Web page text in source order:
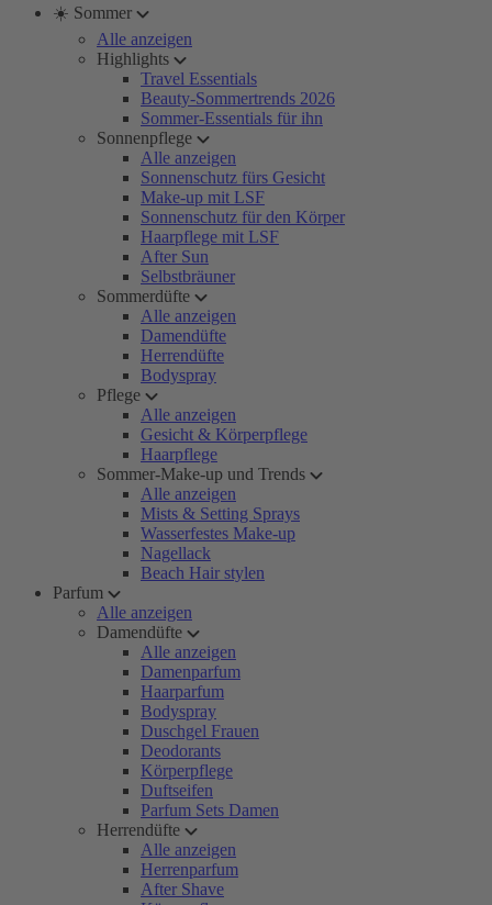
☀️ Sommer
Alle anzeigen
Highlights
Travel Essentials
Beauty-Sommertrends 2026
Sommer-Essentials für ihn
Sonnenpflege
Alle anzeigen
Sonnenschutz fürs Gesicht
Make-up mit LSF
Sonnenschutz für den Körper
Haarpflege mit LSF
After Sun
Selbstbräuner
Sommerdüfte
Alle anzeigen
Damendüfte
Herrendüfte
Bodyspray
Pflege
Alle anzeigen
Gesicht & Körperpflege
Haarpflege
Sommer-Make-up und Trends
Alle anzeigen
Mists & Setting Sprays
Wasserfestes Make-up
Nagellack
Beach Hair stylen
Parfum
Alle anzeigen
Damendüfte
Alle anzeigen
Damenparfum
Haarparfum
Bodyspray
Duschgel Frauen
Deodorants
Körperpflege
Duftseifen
Parfum Sets Damen
Herrendüfte
Alle anzeigen
Herrenparfum
After Shave